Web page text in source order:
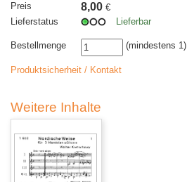
Preis
8,00 €
Lieferstatus
Lieferbar
Bestellmenge (mindestens 1)
Produktsicherheit / Kontakt
Weitere Inhalte